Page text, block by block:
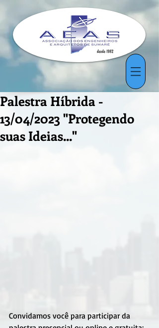
Palestra Híbrida -
13/04/2023 "Protegendo
suas Ideias..."
Convidamos você para participar da